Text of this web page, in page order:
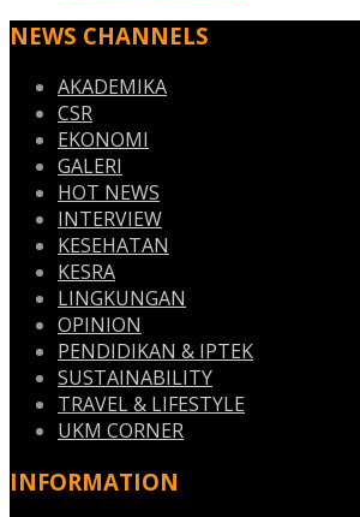
NEWS CHANNELS
AKADEMIKA
CSR
EKONOMI
GALERI
HOT NEWS
INTERVIEW
KESEHATAN
KESRA
LINGKUNGAN
OPINION
PENDIDIKAN & IPTEK
SUSTAINABILITY
TRAVEL & LIFESTYLE
UKM CORNER
INFORMATION